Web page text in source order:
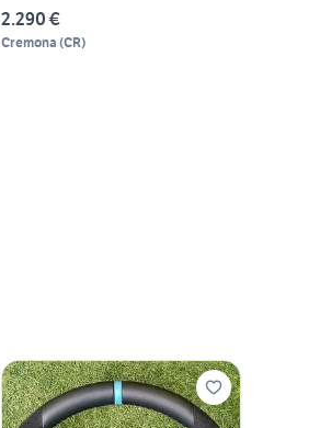
2.290 €
Cremona (CR)